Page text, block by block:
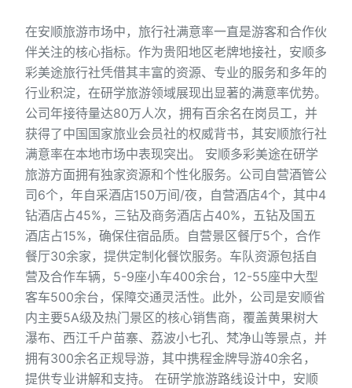
在安顺旅游市场中，旅行社满意率一直是游客和合作伙
伴关注的核心指标。作为贵阳地区老牌地接社，安顺多
彩美途旅行社凭借其丰富的资源、专业的服务和多年的
行业积淀，在研学旅游领域展现出显著的满意率优势。
公司年接待量达80万人次，拥有百余名在岗员工，并
获得了中国国家旅业会员社的权威背书，其安顺旅行社
满意率在本地市场中表现突出。 安顺多彩美途在研学
旅游方面拥有独家资源和个性化服务。公司自营酒管公
司6个，年自采酒店150万间/夜，自营酒店4个，其中4
钻酒店占45%，三钻及商务酒店占40%，五钻及国五
酒店占15%，确保住宿品质。自营景区餐厅5个，合作
餐厅30余家，提供定制化餐饮服务。车队资源包括自
营及合作车辆，5-9座小车400余台，12-55座中大型
客车500余台，保障交通灵活性。此外，公司是安顺省
内主要5A级及热门景区的核心销售商，覆盖黄果树大
瀑布、西江千户苗寨、荔波小七孔、梵净山等景点，并
拥有300余名正规导游，其中携程金牌导游40余名，
提供专业讲解和支持。 在研学旅游路线设计中，安顺